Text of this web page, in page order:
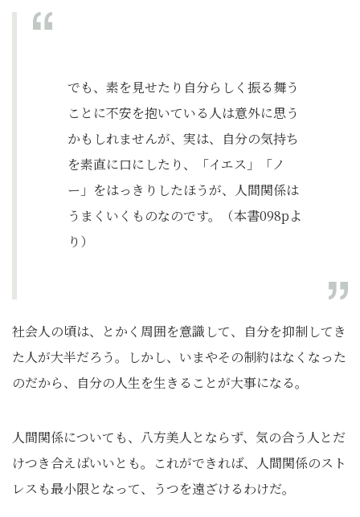
でも、素を見せたり自分らしく振る舞う
ことに不安を抱いている人は意外に思う
かもしれませんが、実は、自分の気持ち
を素直に口にしたり、「イエス」「ノ
ー」をはっきりしたほうが、人間関係は
うまくいくものなのです。（本書098pよ
り）
社会人の頃は、とかく周囲を意識して、自分を抑制してき
た人が大半だろう。しかし、いまやその制約はなくなった
のだから、自分の人生を生きることが大事になる。
人間関係についても、八方美人とならず、気の合う人とだ
けつき合えばいいとも。これができれば、人間関係のスト
レスも最小限となって、うつを遠ざけるわけだ。